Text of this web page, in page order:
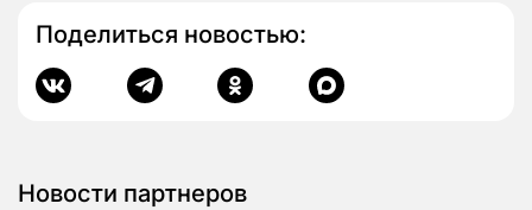
Поделиться новостью:
Новости партнеров